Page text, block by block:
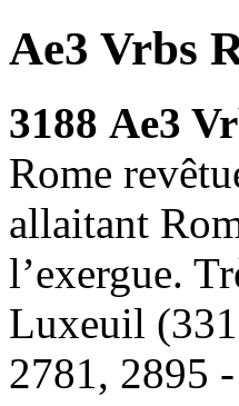
Ae3 Vrbs
3188 Ae3
Rome
allaitant
l’exergue.
Luxeuil
2781, 2895 -